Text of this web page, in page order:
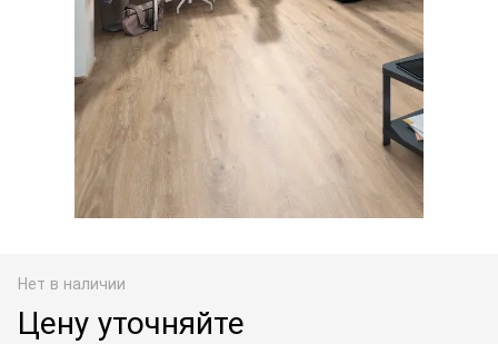
Нет в наличии
Цену уточняйте